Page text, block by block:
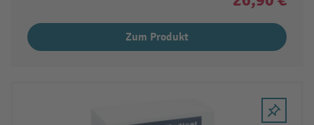
Zum Produkt